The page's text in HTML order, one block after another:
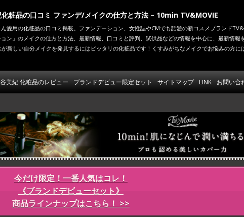
粧品の口コミ ファンデ/メイクの仕方と方法 – 10min TV&MOVIE
愛用の化粧品の口コミ掲載。ファンデーション、女性誌やCMでも話題の新コスメブランド
ョン」のメイクの仕方と方法、最新情報、口コミと評判、試供品などの情報を中心に、最新情報
新しい自分メイクを発見するにはピッタリの化粧品です！くすみがちなメイクでお悩みの方に
コンテンツへ移動
美紀 化粧品のレビュー ブランドデビュー限定セット サイトマップ LINK お問い合
今だけ限定！一番人気はコレ！
《ブランドデビューセット》
商品ラインナップはこちら！ >>